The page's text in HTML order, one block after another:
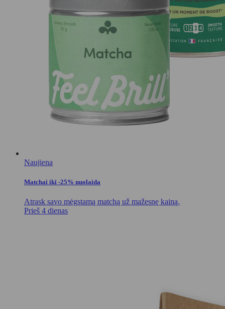
Naujiena
Matchai iki -25% nuolaida
Atrask savo mėgstamą matchą už mažesnę kainą.
Prieš 4 dienas